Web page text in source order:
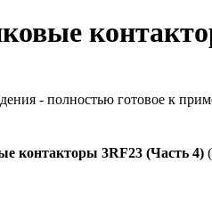
- полностью готовое к
контакторы 3RF23 (Часть 4)